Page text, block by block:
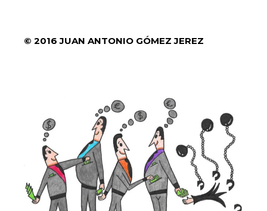
© 2016 JUAN ANTONIO GÓMEZ JEREZ